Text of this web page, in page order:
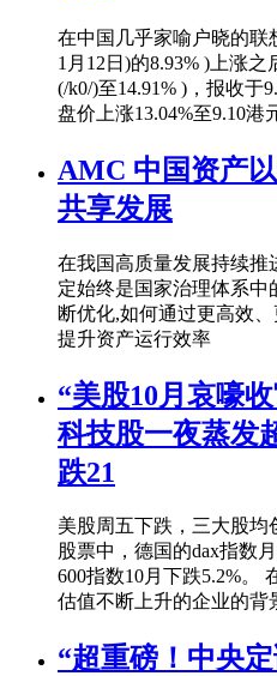
在中国几乎家喻户晓的联
1月12日)的8.93% )上涨
(/k0/)至14.91% )，报收于
盘价上涨13.04%至9.10港
AMC 中国资产
共享发展
在我国高质量发展持续推
定始终是国家治理体系中
断优化,如何通过更高效
提升资产运行效率
“美股10月哀嚎
科技股一夜蒸发
跌21
美股周五下跌，三大股均
股票中，德国的dax指数
600指数10月下跌5.2%。
估值不断上升的企业的背
“超重磅！中央